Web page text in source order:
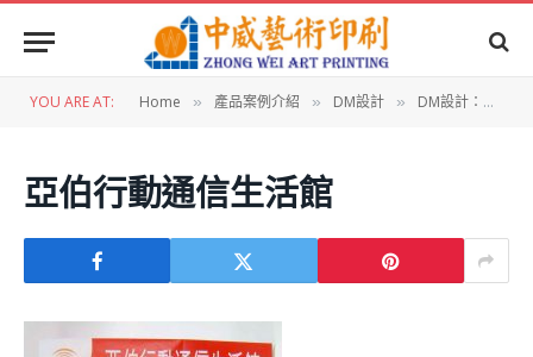
YOU ARE AT: Home » 產品案例介紹 » DM設計 » DM設計：亞伯行動通信生活館DM
亞伯行動通信生活館